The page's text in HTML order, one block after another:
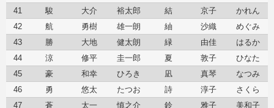
41
駿 大介 裕太郎 結 京子
かれん
42
航 勇樹 雄一朗 紬 沙織
めぐみ
43
勝 大地 健太朗 緑 由佳
はるか
44
涼 修平 圭一郎 夏 敦子
ひなた
45
豪 和幸 ひろき 凪 真琴
なつみ
46
勇 悠太 たつお 詩 淳子
さくら
47
蒼 太一 慎之介 鈴 雅子
美和子